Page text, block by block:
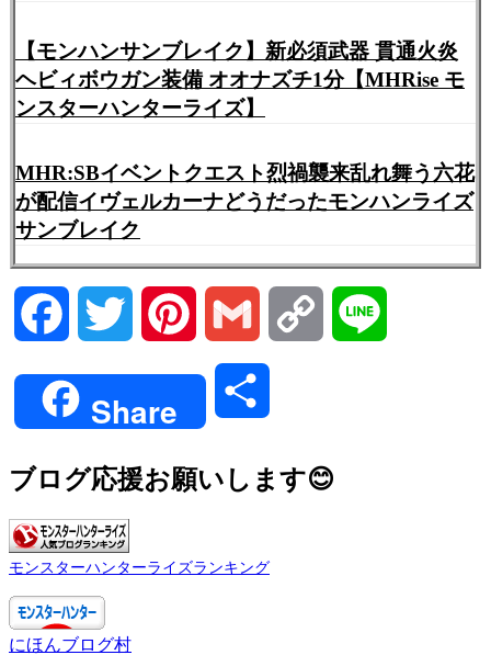
【モンハンサンブレイク】新必須武器 貫通火炎
ヘビィボウガン装備 オオナズチ1分【MHRise モ
ンスターハンターライズ】
MHR:SBイベントクエスト烈禍襲来乱れ舞う六花
が配信イヴェルカーナどうだったモンハンライズ
サンブレイク
Facebook Twitter Pinterest Gmail Copy
Share
ブログ応援お願いします😊
モンスターハンターライズランキング
にほんブログ村